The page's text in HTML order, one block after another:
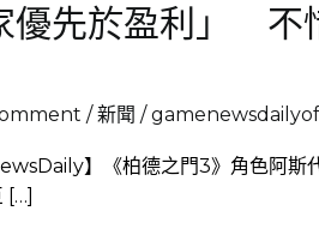
優先於盈利」 不
/新聞 /
】《柏德之門3》角色阿
[…]